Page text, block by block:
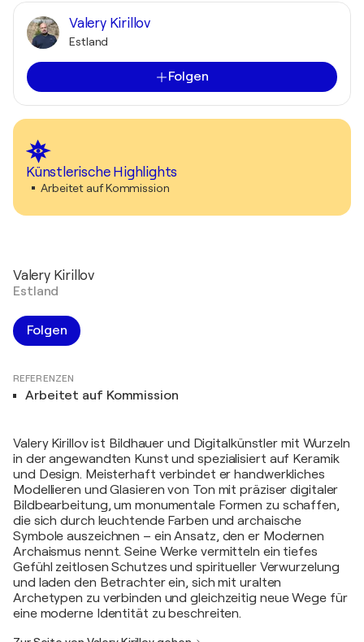
Valery Kirillov
Estland
Folgen
Künstlerische Highlights
Arbeitet auf Kommission
Valery Kirillov
Estland
Folgen
REFERENZEN
Arbeitet auf Kommission
Valery Kirillov ist Bildhauer und Digitalkünstler mit Wurzeln
in der angewandten Kunst und spezialisiert auf Keramik
und Design. Meisterhaft verbindet er handwerkliches
Modellieren und Glasieren von Ton mit präziser digitaler
Bildbearbeitung, um monumentale Formen zu schaffen,
die sich durch leuchtende Farben und archaische
Symbole auszeichnen – ein Ansatz, den er Modernen
Archaismus nennt. Seine Werke vermitteln ein tiefes
Gefühl zeitlosen Schutzes und spiritueller Verwurzelung
und laden den Betrachter ein, sich mit uralten
Archetypen zu verbinden und gleichzeitig neue Wege für
eine moderne Identität zu beschreiten.